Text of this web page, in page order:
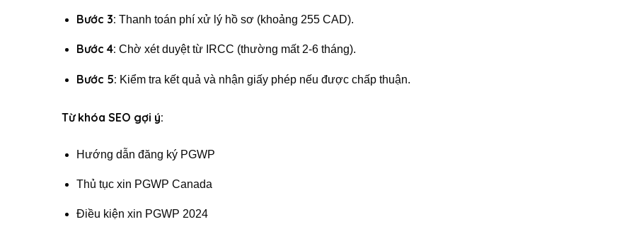
Bước 3: Thanh toán phí xử lý hồ sơ (khoảng 255 CAD).
Bước 4: Chờ xét duyệt từ IRCC (thường mất 2-6 tháng).
Bước 5: Kiểm tra kết quả và nhận giấy phép nếu được chấp thuận.
Từ khóa SEO gợi ý:
Hướng dẫn đăng ký PGWP
Thủ tục xin PGWP Canada
Điều kiện xin PGWP 2024